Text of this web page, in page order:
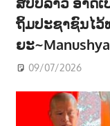
ຖິ້ມປະຊາຊົນໄວ້
ຍະ
09/07/2026